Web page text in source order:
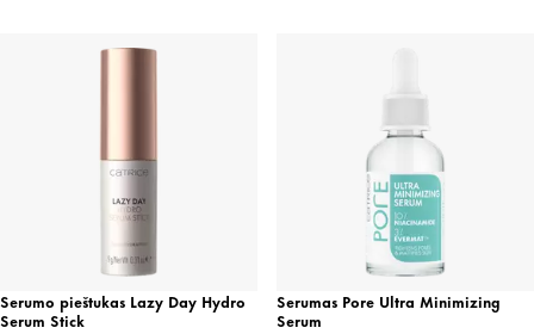
Serumo pieštukas Lazy Day Hydro
Serum Stick
Serumas Pore Ultra Minimizing
Serum